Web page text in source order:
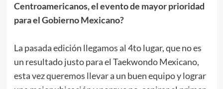
Centroamericanos, el evento de mayor prioridad
para el Gobierno Mexicano?
La pasada edición llegamos al 4to lugar, que no es
un resultado justo para el Taekwondo Mexicano,
esta vez queremos llevar a un buen equipo y lograr